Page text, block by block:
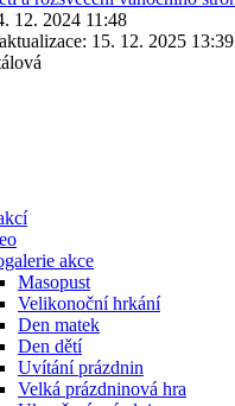
12. 2024 11:48
15. 12. 2025 13:39
akce
Masopust
Velikonoční hrkání
Den matek
Den dětí
Uvítání prázdnin
Velká prázdninová hra